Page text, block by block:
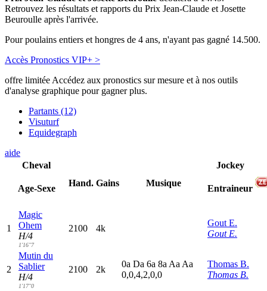
Retrouvez les résultats et rapports du Prix Jean-Claude et Josette
Beuroulle après l'arrivée.
Pour poulains entiers et hongres de 4 ans, n'ayant pas gagné 14.500.
Accès Pronostics VIP+ >
offre limitée Accédez aux pronostics sur mesure et à nos outils
d'analyse graphique pour gagner plus.
Partants (12)
Visuturf
Equidegraph
aide
Cheval
Age-Sexe
Hand. Gains Musique
Jockey
Entraineur
1
Magic
Ohem
H/4
1'16"7
2100 4k
Gout E.
Gout E.
2
Mutin du
Sablier
H/4
1'17"0
2100 2k
0a Da 6a 8a Aa Aa
0,0,4,2,0,0
Thomas B.
Thomas B.